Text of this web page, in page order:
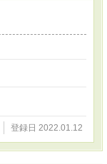
登録日 2022.01.12